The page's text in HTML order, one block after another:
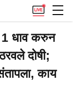
धाव करुन
दोषी;
काय